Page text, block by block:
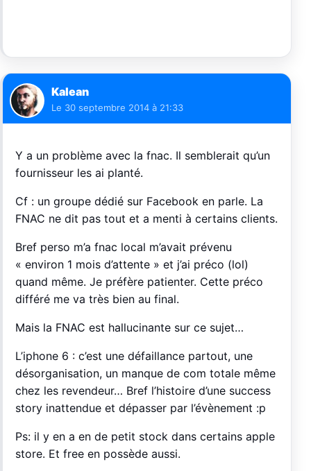
Kalean
Le 30 septembre 2014 à 21:33
Y a un problème avec la fnac. Il semblerait qu’un
fournisseur les ai planté.
Cf : un groupe dédié sur Facebook en parle. La
FNAC ne dit pas tout et a menti à certains clients.
Bref perso m’a fnac local m’avait prévenu
« environ 1 mois d’attente » et j’ai préco (lol)
quand même. Je préfère patienter. Cette préco
différé me va très bien au final.
Mais la FNAC est hallucinante sur ce sujet…
L’iphone 6 : c’est une défaillance partout, une
désorganisation, un manque de com totale même
chez les revendeur… Bref l’histoire d’une success
story inattendue et dépasser par l’évènement :p
Ps: il y en a en de petit stock dans certains apple
store. Et free en possède aussi.